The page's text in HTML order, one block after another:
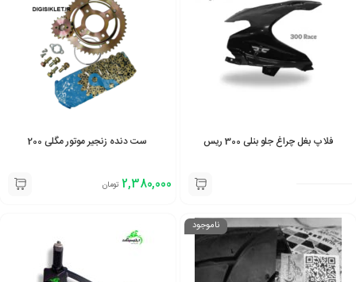
فلاپ بغل چراغ جلو بنلی 300 ریس ست دنده زنجیر موتور مگلی 200
2,380,000 تومان
ناموجود